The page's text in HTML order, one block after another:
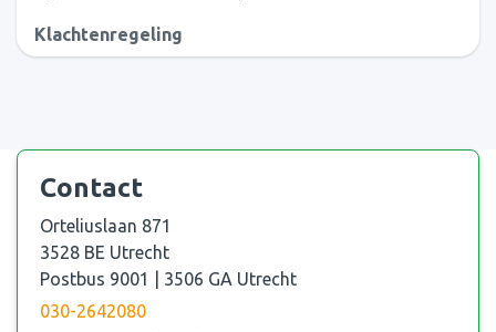
Klachtenregeling
Contact
Orteliuslaan 871
3528 BE Utrecht
Postbus 9001 | 3506 GA Utrecht
030-2642080